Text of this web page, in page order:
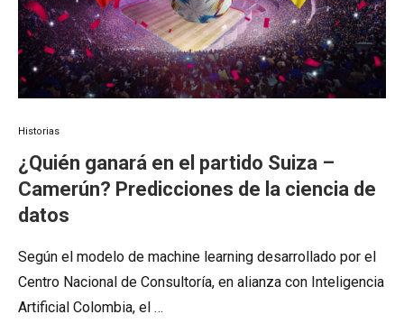
Historias
¿Quién ganará en el partido Suiza –
Camerún? Predicciones de la ciencia de
datos
Según el modelo de machine learning desarrollado por el
Centro Nacional de Consultoría, en alianza con Inteligencia
Artificial Colombia, el …